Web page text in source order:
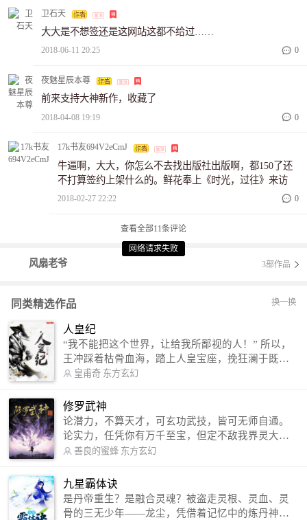
卫石天
大大是不想签还是这网站这都不给过……
2018-06-11 20:25 0
夜魅星辰本尊
前来支持大神新作，收藏了
2018-04-08 19:19 0
17k书友694V2eCmJ
牛逼啊，大大，你怎么不去找出版社出版啊，都150了还
不打算签约上架什么的。鲜花奉上《时光，过往》来访
2018-02-27 22:22 0
查看全部11条评论
风扇老爷 3部作品
同类精选作品 换一换
人皇纪
“我不能把这个世界，让给我所鄙视的人！” 所以，
王冲踩着枯骨血海，踏上人皇宝座，挽狂澜于既
倒，扶大厦之将倾，成就了一段无上的传说！ 微信
微博：皇甫奇（地址：http://weibo.com/u/25284575
87） QQ交流群：320238210【普通群】 574501330
【VIP订阅群】 欢迎大家关注。
皇甫奇 东方玄幻
修罗武神
论潜力，不算天才，可玄功武技，皆可无师自通。
论实力，任凭你有万千至宝，但定不敌我界灵大
军。 我是谁？天下众生视我为修罗，却不知，我以
信公众号：善良的蜜蜂后援会）
善良的蜜蜂 东方玄幻
九星霸体诀
是丹帝重生？是融合灵魂？被盗走灵根、灵血、灵
骨的三无少年——龙尘，凭借着记忆中的炼丹神
网络请求失败
网络请求失败
网络请求失败